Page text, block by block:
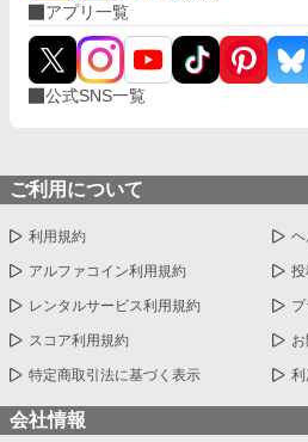
アプリ一覧
公式SNS一覧
ご利用について
利用規約
アルファコイン利用規約 投
レンタルサービス利用規約
スコア利用規約
特定商取引法に基づく表示
会社情報